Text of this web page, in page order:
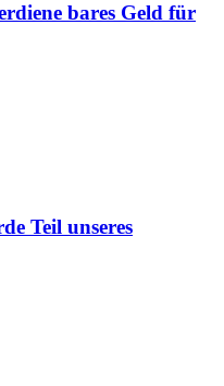
bares Geld für
Teil unseres